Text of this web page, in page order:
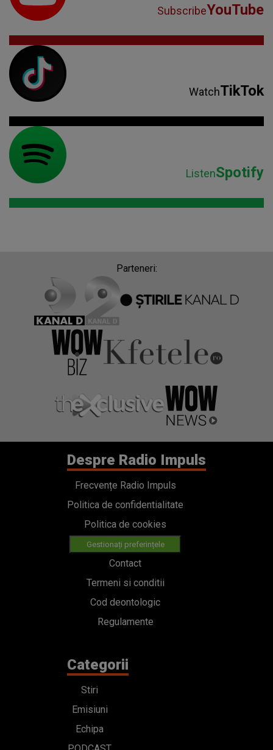
SubscribeYouTube
WatchTikTok
ListenSpotify
Parteneri:
Despre Radio Impuls
Frecvențe Radio Impuls
Politica de confidentialitate
Politica de cookies
Gestionați preferințele
Contact
Termeni si conditii
Cod deontologic
Regulamente
Categorii
Stiri
Emisiuni
Echipa